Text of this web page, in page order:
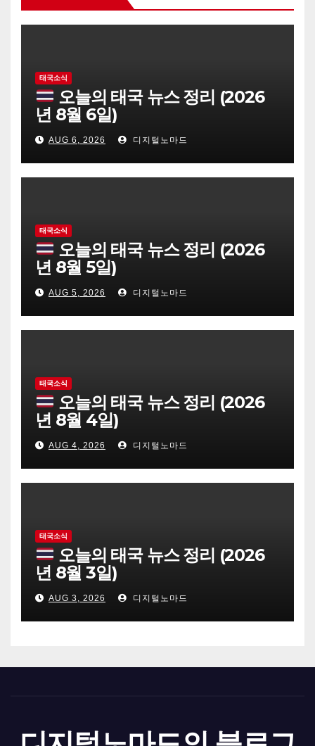
태국소식
오늘의 태국 뉴스 정리 (2026
년 8월 6일)
AUG 6, 2026 디지털노마드
태국소식
오늘의 태국 뉴스 정리 (2026
년 8월 5일)
AUG 5, 2026 디지털노마드
태국소식
오늘의 태국 뉴스 정리 (2026
년 8월 4일)
AUG 4, 2026 디지털노마드
태국소식
오늘의 태국 뉴스 정리 (2026
년 8월 3일)
AUG 3, 2026 디지털노마드